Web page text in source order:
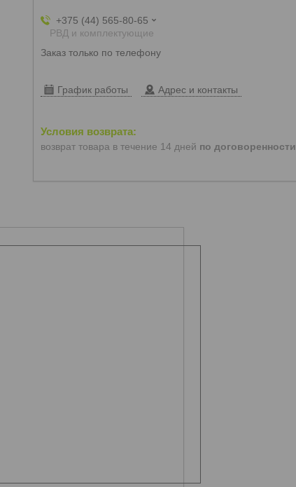
+375 (44) 565-80-65
РВД и комплектующие
Заказ только по телефону
График работы Адрес и контакты
возврат товара в течение 14 дней по договоренности